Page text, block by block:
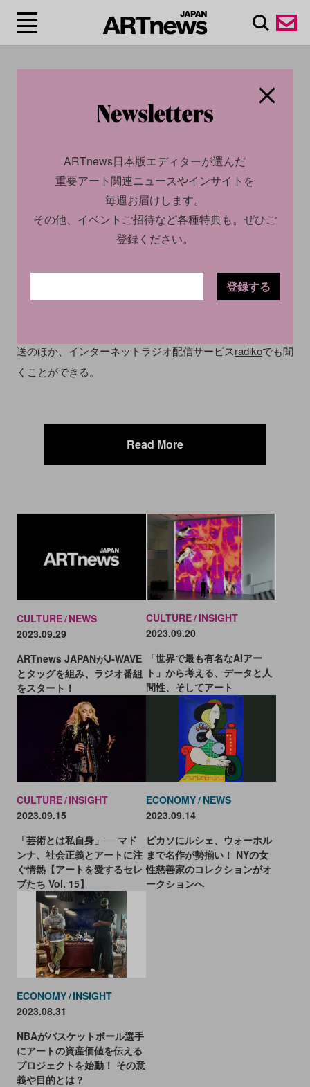
#EYES OF ARTNEWS
「EYES OF ARTNEWS」は、長井優希乃がパーソナリティ
を務めるJ-WAVEのラジオ番組「PEOPLE'S ROASTERY」
（月〜木曜日、13時30分～16時00分）内で放送されてい
る、ARTnews JAPANのコーナー。
が日々発信しているアート業界の様々な動向に関する記事
送のほか、インターネットラジオ配信サービスradikoでも聞
くことができる。
Read More
CULTURE NEWS
2023.09.29
ARTnews JAPANがJ-WAVE
とタッグを組み、ラジオ番組
をスタート！
CULTURE INSIGHT
2023.09.20
「世界で最も有名なAIアー
ト」から考える、データと人
間性、そしてアート
CULTURE INSIGHT
2023.09.15
「芸術とは私自身」──マド
ンナ、社会正義とアートに注
ぐ情熱【アートを愛するセレ
ブたち Vol. 15】
ECONOMY NEWS
2023.09.14
ピカソにルシェ、ウォーホル
まで名作が勢揃い！ NYの女
性慈善家のコレクションがオ
ークションへ
ECONOMY INSIGHT
2023.08.31
NBAがバスケットボール選手
にアートの資産価値を伝える
プロジェクトを始動！ その意
義や目的とは？
ARTnews日本版エディターが選んだ
重要アート関連ニュースやインサイトを
毎週お届けします。
その他、イベントご招待など各種特典も。ぜひご
登録ください。
登録する